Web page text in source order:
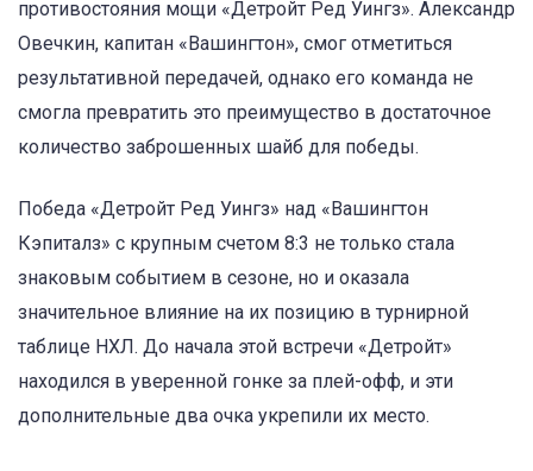
противостояния мощи «Детройт Ред Уингз». Александр
Овечкин, капитан «Вашингтон», смог отметиться
результативной передачей, однако его команда не
смогла превратить это преимущество в достаточное
количество заброшенных шайб для победы.
Победа «Детройт Ред Уингз» над «Вашингтон
Кэпиталз» с крупным счетом 8:3 не только стала
знаковым событием в сезоне, но и оказала
значительное влияние на их позицию в турнирной
таблице НХЛ. До начала этой встречи «Детройт»
находился в уверенной гонке за плей-офф, и эти
дополнительные два очка укрепили их место.